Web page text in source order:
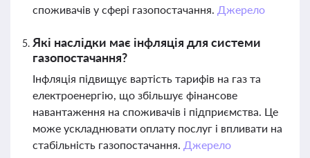
споживачів у сфері газопостачання. Джерело
Які наслідки має інфляція для системи
газопостачання?
Інфляція підвищує вартість тарифів на газ та
електроенергію, що збільшує фінансове
навантаження на споживачів і підприємства. Це
може ускладнювати оплату послуг і впливати на
стабільність газопостачання. Джерело